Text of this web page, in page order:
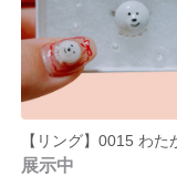
【リング】0015 わた
展示中